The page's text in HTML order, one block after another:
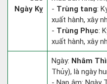
Ngày Kỵ
- Trùng tang:
xuất hành, xây
- Trùng Phục:
xuất hành, xây
Ngày: Nhâm
Thủy), là ngày